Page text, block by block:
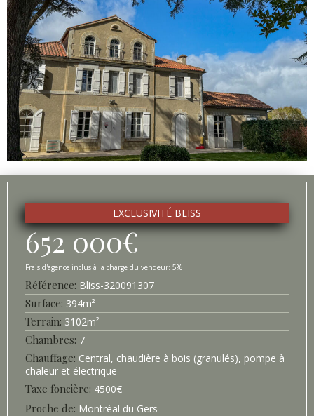
EXCLUSIVITÉ BLISS
652 000€
5%
Référence Bliss-320091307
Surface 394m²
Terrain 3102m²
Chambres 7
Chauffage Central, chaudière à bois (granulés), pompe à
chaleur et électrique
Taxe foncière 4500€
Proche de Montréal du Gers